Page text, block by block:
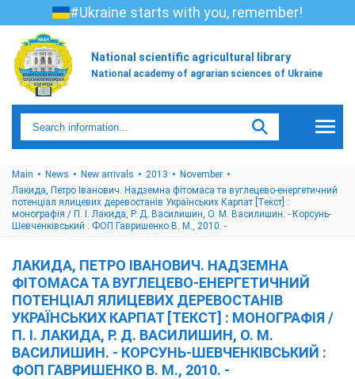
#Ukraine starts with you, remember!
National scientific agricultural library
National academy of agrarian sciences of Ukraine
Main News New arrivals 2013
November
Лакида, Петро Іванович. Надземна фітомаса та вуглецево-енергетичний
потенціал ялицевих деревостанів Українських Карпат [Текст] :
монографія / П. І. Лакида, Р. Д. Василишин, О. М. Василишин. - Корсунь-
Шевченківський : ФОП Гавришенко В. М., 2010. -
ЛАКИДА, ПЕТРО ІВАНОВИЧ. НАДЗЕМНА
ФІТОМАСА ТА ВУГЛЕЦЕВО-ЕНЕРГЕТИЧНИЙ
ПОТЕНЦІАЛ ЯЛИЦЕВИХ ДЕРЕВОСТАНІВ
УКРАЇНСЬКИХ КАРПАТ [ТЕКСТ] : МОНОГРАФІЯ /
П. І. ЛАКИДА, Р. Д. ВАСИЛИШИН, О. М.
ВАСИЛИШИН. - КОРСУНЬ-ШЕВЧЕНКІВСЬКИЙ :
ФОП ГАВРИШЕНКО В. М., 2010. -